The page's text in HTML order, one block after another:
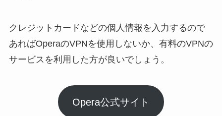
クレジットカードなどの個人情報を入力するので
あればOperaのVPNを使用しないか、有料のVPNの
サービスを利用した方が良いでしょう。
Opera公式サイト